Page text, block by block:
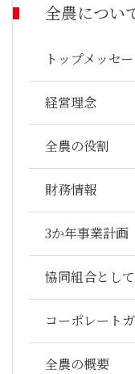
全農につい
トップメッセ
経営理念
全農の役割
財務情報
3か年事業計画
協同組合とし
コーポレート
全農の概要